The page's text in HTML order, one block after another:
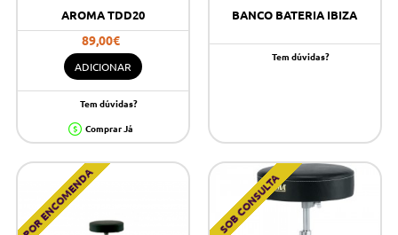
AROMA TDD20
89,00€
ADICIONAR
Tem dúvidas?
Comprar Já
BANCO BATERIA IBIZA
Tem dúvidas?
POR ENCOMENDA SOB CONSULTA